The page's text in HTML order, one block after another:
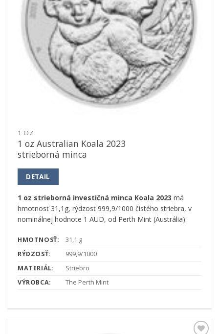
1 OZ
1 oz Australian Koala 2023
strieborná minca
DETAIL
1 oz strieborná investičná minca Koala 2023 má
hmotnosť 31,1g, rýdzosť 999,9/1000 čistého striebra, v
nominálnej hodnote 1 AUD, od Perth Mint (Austrália).
HMOTNOSŤ:
31,1 g
RÝDZOSŤ:
999,9/1000
MATERIÁL:
Striebro
VÝROBCA:
The Perth Mint